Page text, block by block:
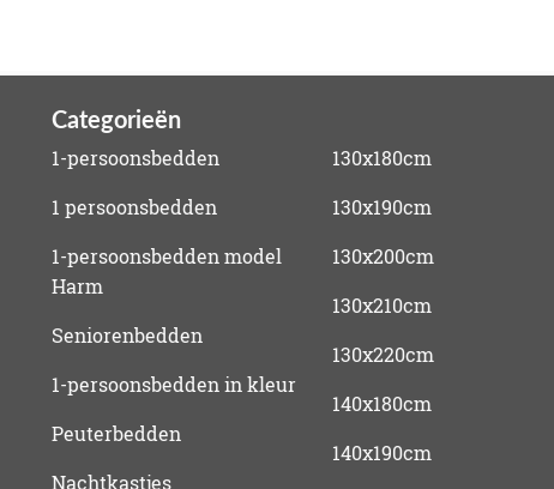
Categorieën
1-persoonsbedden
1 persoonsbedden
1-persoonsbedden model
Harm
Seniorenbedden
1-persoonsbedden in kleur
Peuterbedden
Nachtkastjes
130x180cm
130x190cm
130x200cm
130x210cm
130x220cm
140x180cm
140x190cm